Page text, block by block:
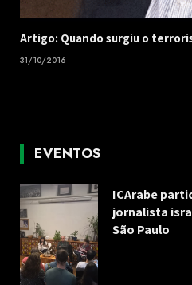
Artigo: Quando surgiu o
31/10/2016
EVENTOS
ICArabe
jornalista
São Paulo